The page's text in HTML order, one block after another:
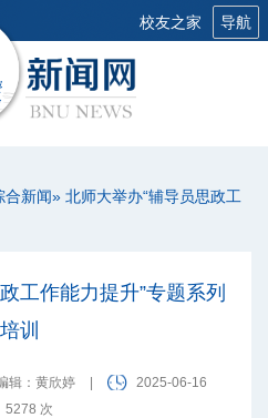
校友之家 导航
合新闻» 北师大举办“辅导员思政工
工作能力提升”专题系列
培训
辑：黄欣婷
2025-06-16
5278 次